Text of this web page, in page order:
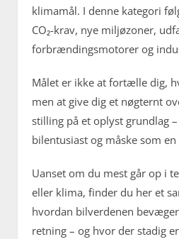
klimamål. I denne kategori
CO₂-krav, nye miljøzoner,
forbrændingsmotorer og
Målet er ikke at fortælle dig,
men at give dig et nøgternt
stilling på et oplyst grundlag
bilentusiast og måske som
Uanset om du mest går op i
eller klima, finder du her et
hvordan bilverdenen
retning – og hvor der stadig